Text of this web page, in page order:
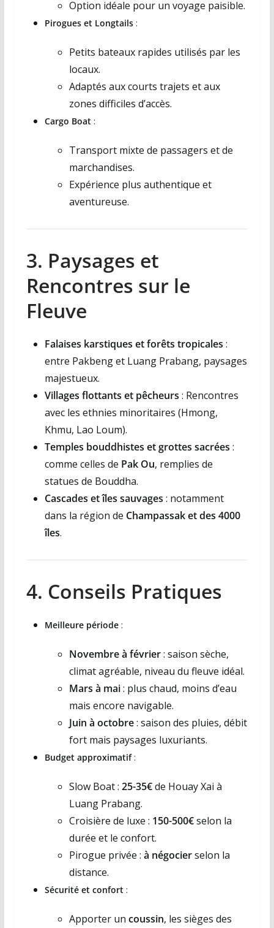
Option idéale pour un voyage paisible.
Pirogues et Longtails:
Petits bateaux rapides utilisés par les
locaux.
Adaptés aux courts trajets et aux
zones difficiles d’accès.
Cargo Boat:
Transport mixte de passagers et de
marchandises.
Expérience plus authentique et
aventureuse.
3. Paysages et
Rencontres sur le
Fleuve
Falaises karstiques et forêts tropicales :
entre Pakbeng et Luang Prabang, paysages
majestueux.
Villages flottants et pêcheurs : Rencontres
avec les ethnies minoritaires (Hmong,
Khmu, Lao Loum).
Temples bouddhistes et grottes sacrées :
comme celles de Pak Ou, remplies de
statues de Bouddha.
Cascades et îles sauvages : notamment
dans la région de Champassak et des 4000
îles.
4. Conseils Pratiques
Meilleure période:
Novembre à février: saison sèche,
climat agréable, niveau du fleuve idéal.
Mars à mai: plus chaud, moins d’eau
mais encore navigable.
Juin à octobre: saison des pluies, débit
fort mais paysages luxuriants.
Budget approximatif:
Slow Boat : 25-35€de Houay Xai à
Luang Prabang.
Croisière de luxe : 150-500€selon la
durée et le confort.
Pirogue privée : à négocierselon la
distance.
Sécurité et confort:
Apporter un coussin, les sièges des